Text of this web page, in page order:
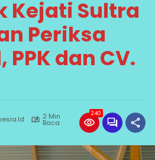
Kejati Sultra
Periksa
PPK dan CV.
2 Min
Baca
240